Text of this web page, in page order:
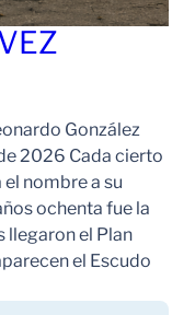
González
2026 Cada cierto
nombre a su
ochenta fue la
llegaron el Plan
el Escudo